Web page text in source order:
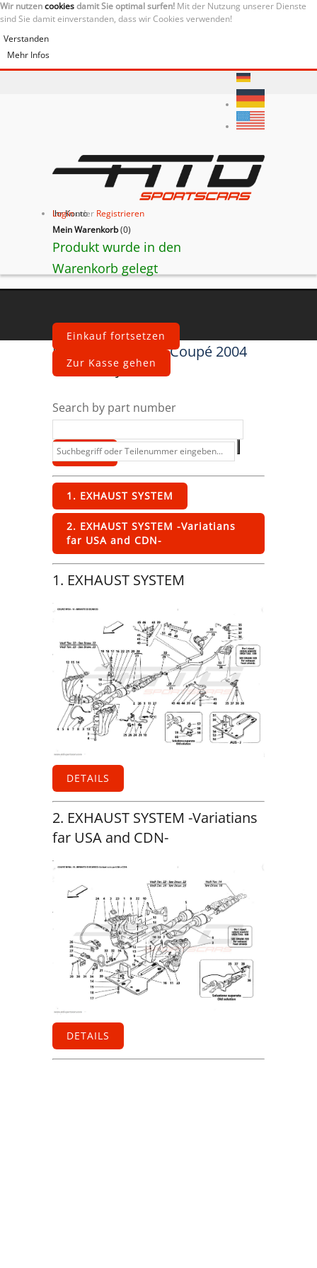
Wir nutzencookiesdamit Sie optimal surfen! Mit der Nutzung unserer Dienste
sind Sie damit einverstanden, dass wir Cookies verwenden!
Verstanden
Mehr Infos
Ihr Konto
Loginoder Registrieren
Mein Warenkorb(0)
Produkt wurde in den
Warenkorb gelegt
Einkauf fortsetzen
Zur Kasse gehen
Maserati
4200 GT Coupé 2004
Exhaust System
Search by part number
1. EXHAUST SYSTEM
2. EXHAUST SYSTEM -Variatians
far USA and CDN-
1. EXHAUST SYSTEM
DETAILS
2. EXHAUST SYSTEM -Variatians
far USA and CDN-
DETAILS